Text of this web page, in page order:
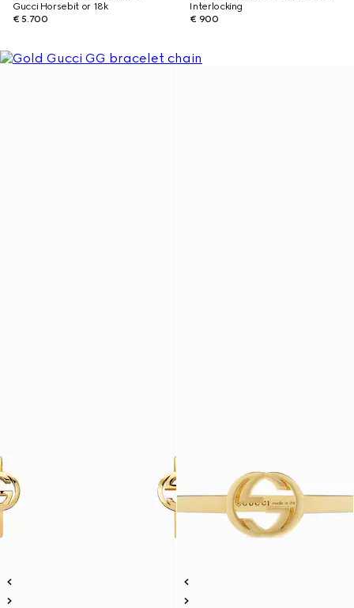
Gucci Horsebit or 18k
€ 5.700
Interlocking
€ 900